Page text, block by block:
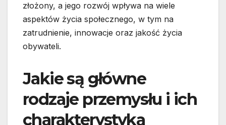
złożony, a jego rozwój wpływa na wiele
aspektów życia społecznego, w tym na
zatrudnienie, innowacje oraz jakość życia
obywateli.
Jakie są główne
rodzaje przemysłu i ich
charakterystyka